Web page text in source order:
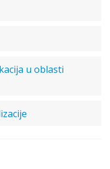
u oblasti